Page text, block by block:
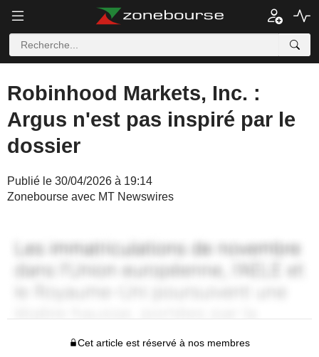
Robinhood Markets, Inc. :
Argus n'est pas inspiré par le
dossier
Publié le 30/04/2026 à 19:14
Zonebourse avec MT Newswires
Cet article est réservé à nos membres